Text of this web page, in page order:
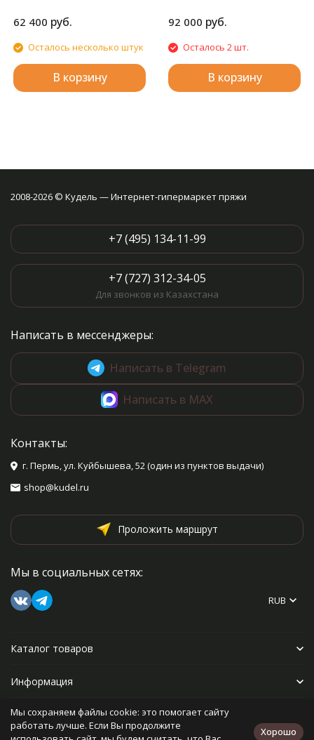
доставка по России.
Однофонтурная перфокартная
вязальная машина Silver Reed
SK280
62 400 руб.
Осталось несколько штук
В корзину
SK840
92 000 руб.
Осталось 2 шт.
В корзину
2008-2026 © Кудель — Интернет-гипермаркет пряжи
+7 (495) 134-11-99
+7 (727) 312-34-05
Для звонков из Казахстана
Написать в мессенджеры:
Написать в Telegram
Написать в MAX
Контакты:
г. Пермь, ул. Куйбышева, 52 (один из пунктов выдачи)
shop@kudel.ru
Проложить маршрут
Мы в социальных сетях:
RUB
Каталог товаров
Информация
Прочее
Мы сохраняем файлы cookie: это помогает сайту
работать лучше. Если Вы продолжите
Хорошо